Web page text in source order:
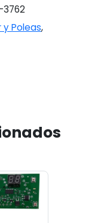
3762
y Poleas,